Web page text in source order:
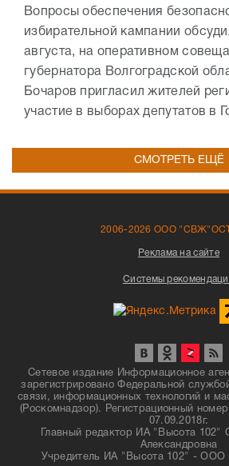
Вопросы обеспечения
избирательной кампании
августа, на оперативном
губернатора Волгоградской
Бочаров пригласил жителей
участие в выборах депутатов в
СМОТРЕТЬ ЕЩЁ
2006-2026 ООО
Реклама на сайте
Системы
Сетевое издание Информационное
зарегистрировано Федеральной
связи, информационных технологий и
(Роскомнадзор). Регистрационный
07.09.2018г.
Главный редактор ИА "Высота 102"
Александровна
Учредитель ИА "Высота 102" -